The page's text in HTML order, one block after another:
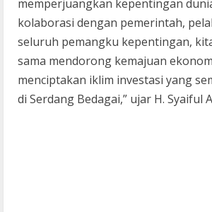
memperjuangkan kepentingan
kolaborasi dengan pemerintah,
seluruh pemangku kepentingan,
sama mendorong kemajuan
menciptakan iklim investasi yang
di Serdang Bedagai,” ujar H. Syaiful